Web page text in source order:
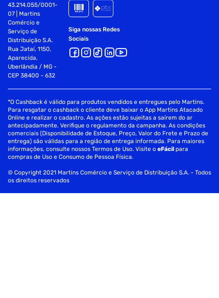
43.214.055/0001-
07 | Martins
Comércio e
Serviço de
Distribuição S.A.
Rua Jataí, 1150,
Aparecida,
Uberlândia / MG -
CEP 38400 - 632
Siga nossas Redes
Sociais
*O Cashback é válido para produtos vendidos e entregues pelo Martins.
Para resgatar o cashback o cliente deve baixar o App Martins Atacado
Online e realizar o cadastro. As ações estão sujeitas a saírem do ar
antecipadamente. Verifique o regulamento da campanha. As condições
comerciais (Disponibilidade de Estoque, Preço, Valor do Frete e Prazo de
entrega) são válidas para a região de entrega informada. Para maiores
informações, consulte nossos Termos de Uso. Visite oeFácil para
compras de Uso e Consumo de Pessoa Física.
© Copyright 2021 Martins Comércio e Serviço de Distribuição S.A. - Todos
os direitos reservados